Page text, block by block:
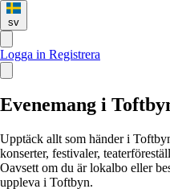
sv
Logga in Registrera
Evenemang i
Upptäck allt som händer i
konserter, festivaler,
Oavsett om du är lokalbo eller
uppleva i Toftbyn.